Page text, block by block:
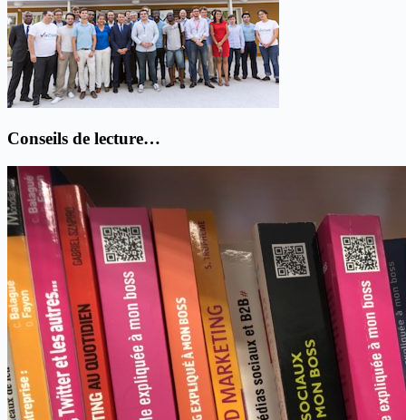
Conseils de lecture…